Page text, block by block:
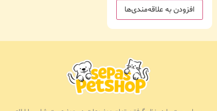
افزودن به علاقه‌مندی‌ها